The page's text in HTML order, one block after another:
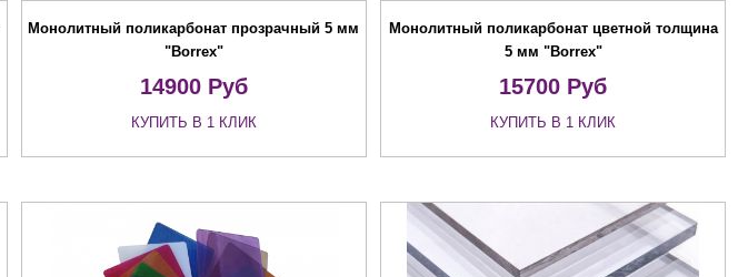
Монолитный поликарбонат прозрачный 5 мм
"Borrex"
14900Руб
КУПИТЬ В 1 КЛИК
Монолитный поликарбонат цветной толщина
5 мм "Borrex"
15700 Руб
КУПИТЬ В 1 КЛИК